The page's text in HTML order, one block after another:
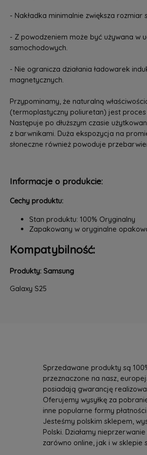
- Nakładka minimalnie zwiększa rozmiar
- Z powodzeniem może być używana w
samochodowych.
- Nie ogranicza działania ładowarek
magnetycznych.
Przypominamy, że naturalną
(termoplastyczny poliuretan) jest proces
Następuje po dłuższym czasie
z barwnikami. Duża ekspozycja na
słoneczne również powoduje
Informacje o produkcie:
Cechy produktu:
Stan produktu: 100% Oryginalny
Zapakowany w oryginalne
Kompatybilność:
Produkty: Samsung
Galaxy S25
Sprzedawane produkty są
przeznaczone na nasz,
posiadają gwarancję
Oferujemy wysyłkę za
inne popularne formy płatności
Jesteśmy polskim sklepem,
Polski. Działamy
zarówno online, jak i w sklepie